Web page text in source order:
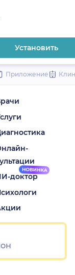
Установить
Приложение
доктор